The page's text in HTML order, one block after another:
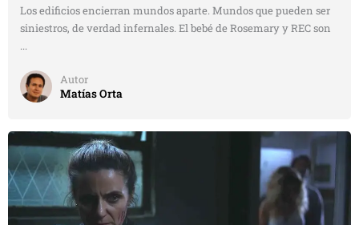
Los edificios encierran mundos aparte. Mundos que pueden ser
siniestros, de verdad infernales. El bebé de Rosemary y REC son
...
Autor
Matías Orta